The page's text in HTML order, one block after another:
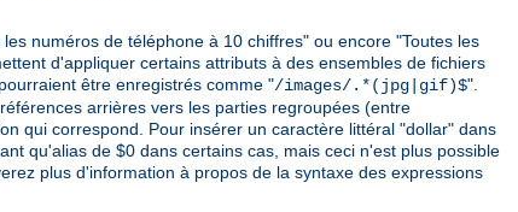
numéros de téléphone à 10 chiffres" ou encore "Toutes les
d'appliquer certains attributs à des ensembles de fichiers
être enregistrés comme "/images/.*(jpg|gif)$".
arrières vers les parties regroupées (entre
qui correspond. Pour insérer un caractère littéral "dollar" dans
qu'alias de $0 dans certains cas, mais ceci n'est plus possible
plus d'information à propos de la syntaxe des expressions